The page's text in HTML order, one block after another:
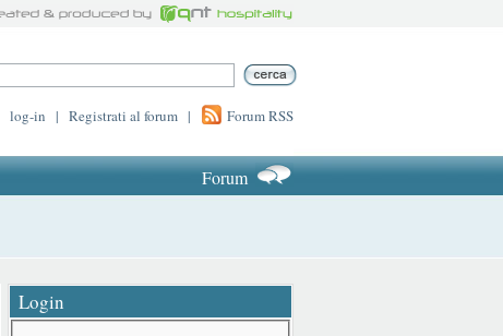
log-in | Registrati al forum | Forum RSS
Forum
Login